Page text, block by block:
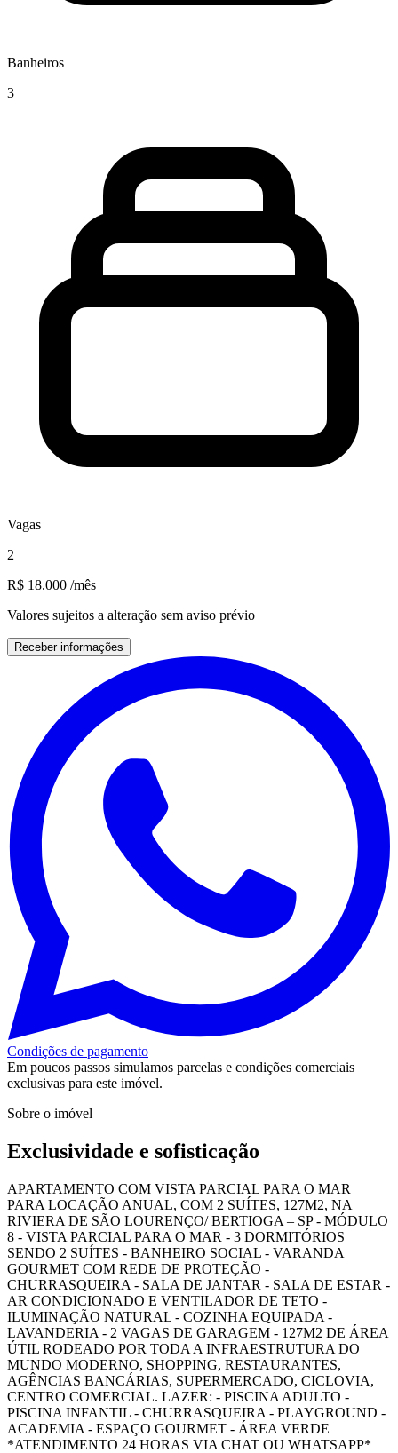
Banheiros
3
Vagas
2
R$ 18.000 /mês
Valores sujeitos a alteração sem aviso prévio
Receber informações
Condições de pagamento
Em poucos passos simulamos parcelas e condições comerciais
exclusivas para este imóvel.
Sobre o imóvel
Exclusividade e sofisticação
APARTAMENTO COM VISTA PARCIAL PARA O MAR
PARA LOCAÇÃO ANUAL, COM 2 SUÍTES, 127M2, NA
RIVIERA DE SÃO LOURENÇO/ BERTIOGA – SP - MÓDULO
8 - VISTA PARCIAL PARA O MAR - 3 DORMITÓRIOS
SENDO 2 SUÍTES - BANHEIRO SOCIAL - VARANDA
GOURMET COM REDE DE PROTEÇÃO -
CHURRASQUEIRA - SALA DE JANTAR - SALA DE ESTAR -
AR CONDICIONADO E VENTILADOR DE TETO -
ILUMINAÇÃO NATURAL - COZINHA EQUIPADA -
LAVANDERIA - 2 VAGAS DE GARAGEM - 127M2 DE ÁREA
ÚTIL RODEADO POR TODA A INFRAESTRUTURA DO
MUNDO MODERNO, SHOPPING, RESTAURANTES,
AGÊNCIAS BANCÁRIAS, SUPERMERCADO, CICLOVIA,
CENTRO COMERCIAL. LAZER: - PISCINA ADULTO -
PISCINA INFANTIL - CHURRASQUEIRA - PLAYGROUND -
ACADEMIA - ESPAÇO GOURMET - ÁREA VERDE
*ATENDIMENTO 24 HORAS VIA CHAT OU WHATSAPP*